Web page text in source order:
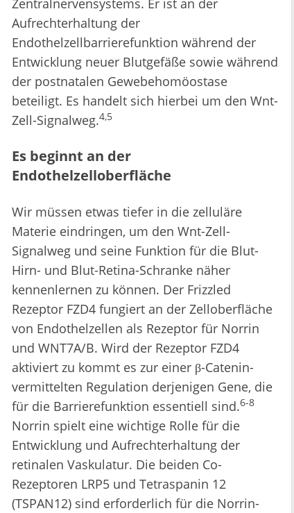
Zentralnervensystems. Er ist an der
Aufrechterhaltung der
Endothelzellbarrierefunktion während der
Entwicklung neuer Blutgefäße sowie während
der postnatalen Gewebehomöostase
beteiligt. Es handelt sich hierbei um den Wnt-
Zell-Signalweg.4,5
Es beginnt an der
Endothelzelloberfläche
Wir müssen etwas tiefer in die zelluläre
Materie eindringen, um den Wnt-Zell-
Signalweg und seine Funktion für die Blut-
Hirn- und Blut-Retina-Schranke näher
kennenlernen zu können. Der Frizzled
Rezeptor FZD4 fungiert an der Zelloberfläche
von Endothelzellen als Rezeptor für Norrin
und WNT7A/B. Wird der Rezeptor FZD4
aktiviert zu kommt es zur einer β-Catenin-
vermittelten Regulation derjenigen Gene, die
für die Barrierefunktion essentiell sind.6-8
Norrin spielt eine wichtige Rolle für die
Entwicklung und Aufrechterhaltung der
retinalen Vaskulatur. Die beiden Co-
Rezeptoren LRP5 und Tetraspanin 12
(TSPAN12) sind erforderlich für die Norrin-